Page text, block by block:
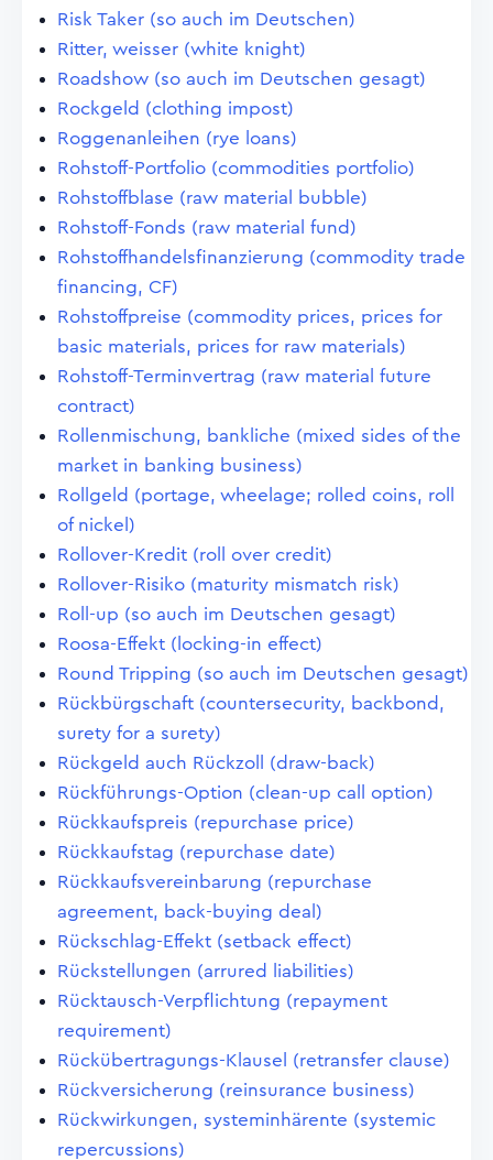
Risk Taker (so auch im Deutschen)
Ritter, weisser (white knight)
Roadshow (so auch im Deutschen gesagt)
Rockgeld (clothing impost)
Roggenanleihen (rye loans)
Rohstoff-Portfolio (commodities portfolio)
Rohstoffblase (raw material bubble)
Rohstoff-Fonds (raw material fund)
Rohstoffhandelsfinanzierung (commodity trade
financing, CF)
Rohstoffpreise (commodity prices, prices for
basic materials, prices for raw materials)
Rohstoff-Terminvertrag (raw material future
contract)
Rollenmischung, bankliche (mixed sides of the
market in banking business)
Rollgeld (portage, wheelage; rolled coins, roll
of nickel)
Rollover-Kredit (roll over credit)
Rollover-Risiko (maturity mismatch risk)
Roll-up (so auch im Deutschen gesagt)
Roosa-Effekt (locking-in effect)
Round Tripping (so auch im Deutschen gesagt)
Rückbürgschaft (countersecurity, backbond,
surety for a surety)
Rückgeld auch Rückzoll (draw-back)
Rückführungs-Option (clean-up call option)
Rückkaufspreis (repurchase price)
Rückkaufstag (repurchase date)
Rückkaufsvereinbarung (repurchase
agreement, back-buying deal)
Rückschlag-Effekt (setback effect)
Rückstellungen (arrured liabilities)
Rücktausch-Verpflichtung (repayment
requirement)
Rückübertragungs-Klausel (retransfer clause)
Rückversicherung (reinsurance business)
Rückwirkungen, systeminhärente (systemic
repercussions)